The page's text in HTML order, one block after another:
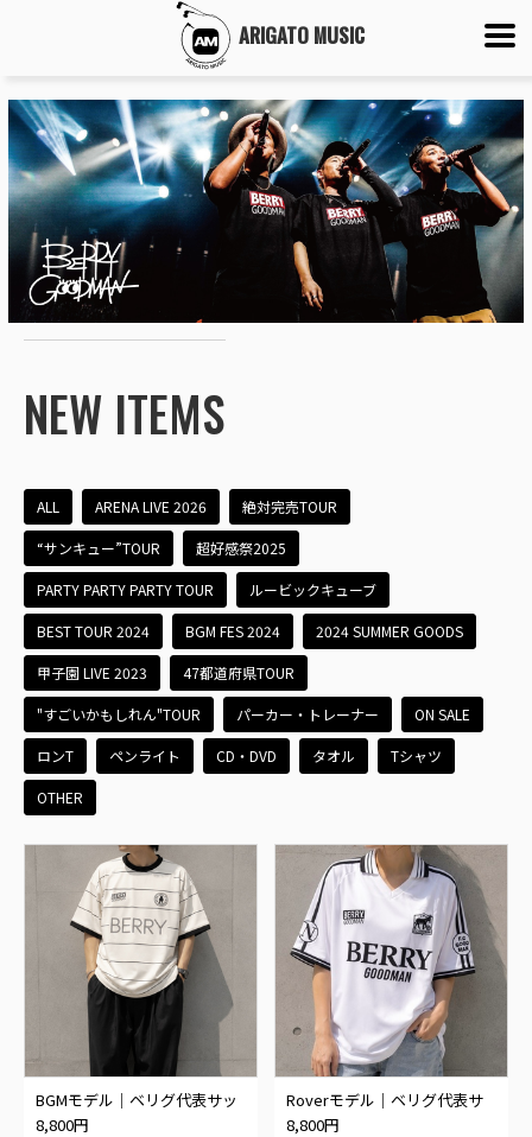
ARIGATO MUSIC
NEW ITEMS
ALL ARENA LIVE 2026 絶対完売TOUR
“サンキュー”TOUR 超好感祭2025
PARTY PARTY PARTY TOUR ルービックキューブ
BEST TOUR 2024 BGM FES 2024 2024 SUMMER GOODS
甲子園 LIVE 2023 47都道府県TOUR
"すごいかもしれん"TOUR パーカー・トレーナー ON SALE
ロンT ペンライト CD・DVD タオル Tシャツ
OTHER
BGMモデル｜ベリグ代表サッ
カーシャツ
8,800円
Roverモデル｜ベリグ代表サ
ッカーシャツ
8,800円